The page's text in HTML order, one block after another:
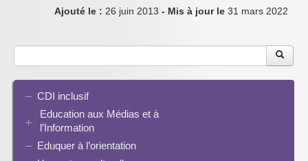
Ajouté le : 26 juin 2013 - Mis à jour le 31 mars 2022
CDI inclusif
Education aux Médias et à
l’Information
EMI et translittératie
Eduquer à l’orientation